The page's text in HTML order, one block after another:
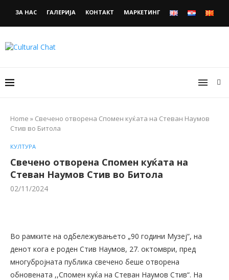
ЗА НАС ГАЛЕРИЈА КОНТАКТ МАРКЕТИНГ
Home » Свечено отворена Спомен куќата на Стеван Наумов
Стив во Битола
КУЛТУРА
Свечено отворена Спомен куќата на
Стеван Наумов Стив во Битола
02/11/2024
Во рамките на одбележувањето „90 години Музеј“, на
денот кога е роден Стив Наумов, 27. октомври, пред
многубројната публика свечено беше отворена
обновената ,,Спомен куќа на Стеван Наумов Стив“. На